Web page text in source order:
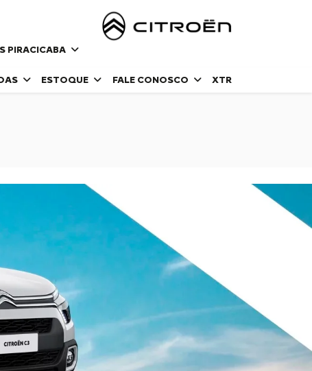
PIRACICABA
ESTOQUE FALE CONOSCO XTR